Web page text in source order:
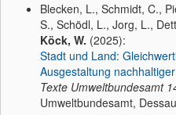
Blecken, L., Schmidt, C.,
S., Schödl, L., Jorg, L.,
Köck, W. (2025):
Stadt und Land:
Ausgestaltung
Texte Umweltbundesamt
Umweltbundesamt,